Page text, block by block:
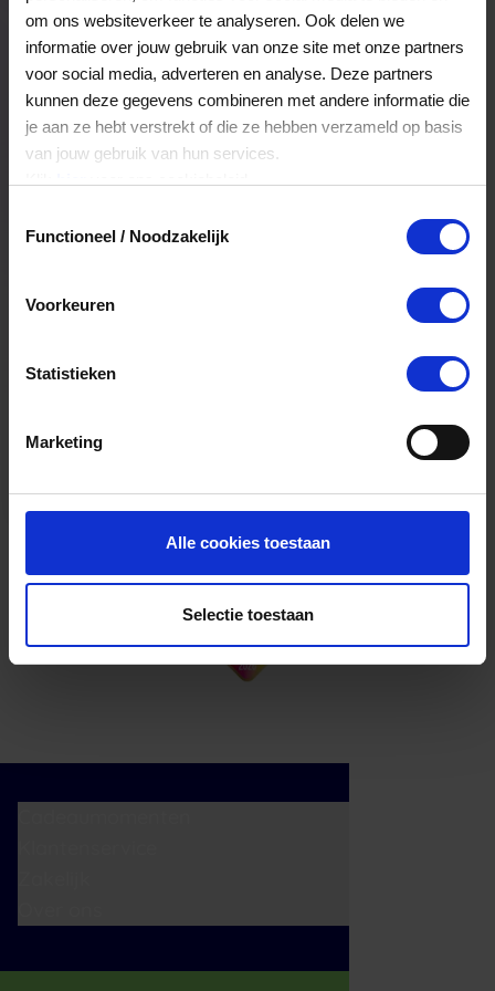
om ons websiteverkeer te analyseren. Ook delen we
informatie over jouw gebruik van onze site met onze partners
voor social media, adverteren en analyse. Deze partners
kunnen deze gegevens combineren met andere informatie die
je aan ze hebt verstrekt of die ze hebben verzameld op basis
van jouw gebruik van hun services.
Functioneel / Noodzakelijk
Voorkeuren
Statistieken
Marketing
Alle cookies toestaan
Selectie toestaan
Veelgestelde Vragen
Kan ik het saldo in delen besteden?
Ja, je mag het saldo van je VVV
cadeaukaart in delen uitgeven.
Hoelang blijft mijn saldo geldig?
Het volledige saldo op de VVV cadeaukaart
is minimaal drie jaar geldig.
Ja, je mag het saldo van je VVV
cadeaukaart in delen uitgeven.